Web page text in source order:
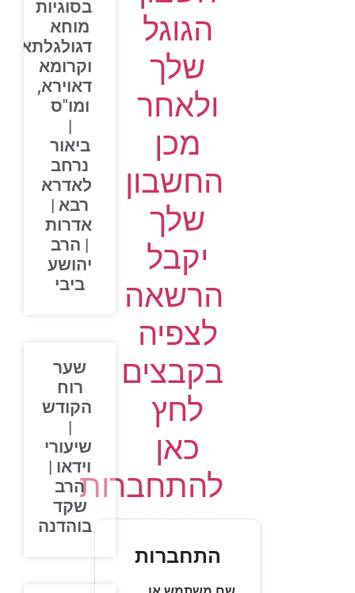
הגוגל
שלך
ולאחר
מכן
החשבון
שלך
יקבל
הרשאה
לצפיה
בקבצים
לחץ
כאן
להתחברות
התחברות
בסוגיות
מוחא
דגולגלתא,
וקרומא
דאוירא,
ומו"ס
ביאור
נרחב
לאדרא
רבא |
אדרות
| הרב
יהושע
ביבי
שער
רוח
הקודש
שיעורי
וידאו |
הרב
שקד
בוהדנה